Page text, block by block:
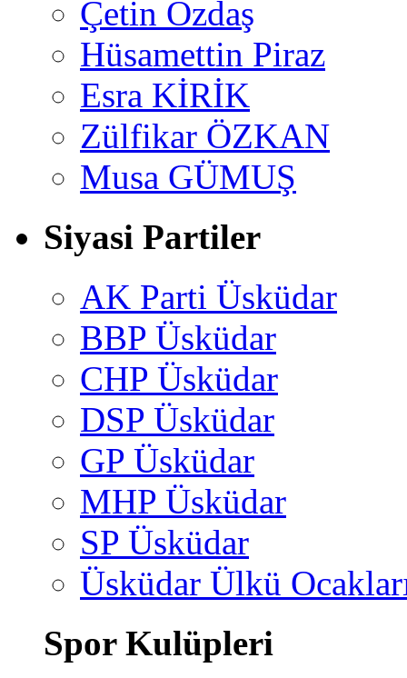
Çetin Özdaş
Hüsamettin Piraz
Esra KİRİK
Zülfikar ÖZKAN
Musa GÜMUŞ
Siyasi Partiler
AK Parti Üsküdar
BBP Üsküdar
CHP Üsküdar
DSP Üsküdar
GP Üsküdar
MHP Üsküdar
SP Üsküdar
Üsküdar Ülkü
Spor Kulüpleri